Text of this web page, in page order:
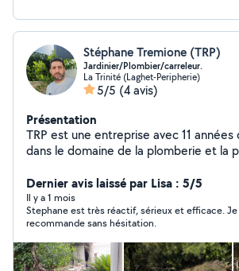
Stéphane Tremione (TRP)
Jardinier/Plombier/carreleur.
La Trinité (Laghet-Peripherie)
5/5 (4 avis)
Présentation
TRP est une entreprise avec 11
dans le domaine de la plomberie et la
débroussaillages et tout autre tâches
verts. Dynamique, consciencieux et à l'écoute de notre
clientèle ont va savoir vous conseiller et
choix tout au long de votre chantier.
entretiens de jardin,taille de haies et On réalise les
débroussaillage de vos terrains.
Dernier avis laissé par Lisa : 5/5
Il y a 1 mois
Stephane est très réactif, sérieux et efficace.
recommande sans hésitation.